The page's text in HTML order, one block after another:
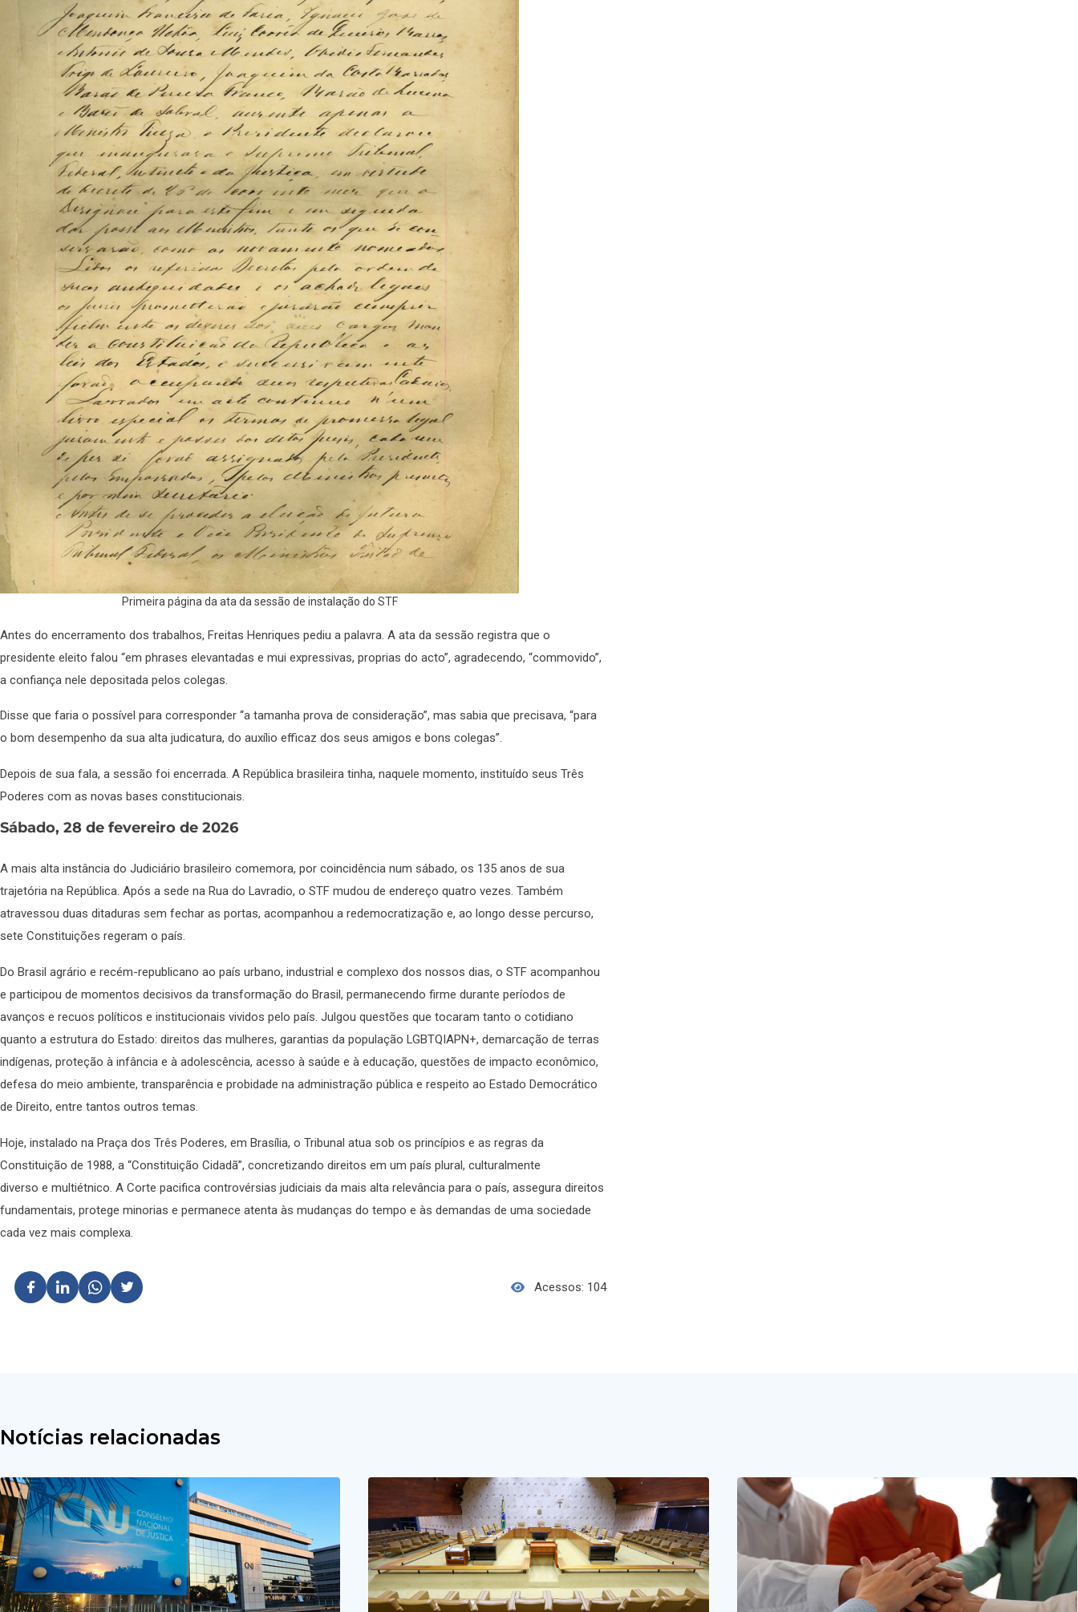
Primeira página da ata da sessão de instalação do STF
Antes do encerramento dos trabalhos, Freitas Henriques pediu a palavra. A ata da sessão registra que o
presidente eleito falou “em phrases elevantadas e mui expressivas, proprias do acto”, agradecendo, “commovido”,
a confiança nele depositada pelos colegas.
Disse que faria o possível para corresponder “a tamanha prova de consideração”, mas sabia que precisava, “para
o bom desempenho da sua alta judicatura, do auxílio efficaz dos seus amigos e bons colegas”.
Depois de sua fala, a sessão foi encerrada. A República brasileira tinha, naquele momento, instituído seus Três
Poderes com as novas bases constitucionais.
Sábado, 28 de fevereiro de 2026
A mais alta instância do Judiciário brasileiro comemora, por coincidência num sábado, os 135 anos de sua
trajetória na República. Após a sede na Rua do Lavradio, o STF mudou de endereço quatro vezes. Também
atravessou duas ditaduras sem fechar as portas, acompanhou a redemocratização e, ao longo desse percurso,
sete Constituições regeram o país.
Do Brasil agrário e recém-republicano ao país urbano, industrial e complexo dos nossos dias, o STF acompanhou
e participou de momentos decisivos da transformação do Brasil, permanecendo firme durante períodos de
avanços e recuos políticos e institucionais vividos pelo país. Julgou questões que tocaram tanto o cotidiano
quanto a estrutura do Estado: direitos das mulheres, garantias da população LGBTQIAPN+, demarcação de terras
indígenas, proteção à infância e à adolescência, acesso à saúde e à educação, questões de impacto econômico,
defesa do meio ambiente, transparência e probidade na administração pública e respeito ao Estado Democrático
de Direito, entre tantos outros temas.
Hoje, instalado na Praça dos Três Poderes, em Brasília, o Tribunal atua sob os princípios e as regras da
Constituição de 1988, a “Constituição Cidadã”, concretizando direitos em um país plural, culturalmente
diverso e multiétnico. A Corte pacifica controvérsias judiciais da mais alta relevância para o país, assegura direitos
fundamentais, protege minorias e permanece atenta às mudanças do tempo e às demandas de uma sociedade
cada vez mais complexa.
Acessos: 104
Notícias relacionadas